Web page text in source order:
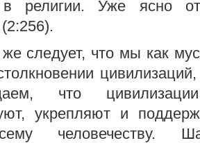
в религии. Уже ясно
же следует, что мы как
что
укрепляют и
человечеству.